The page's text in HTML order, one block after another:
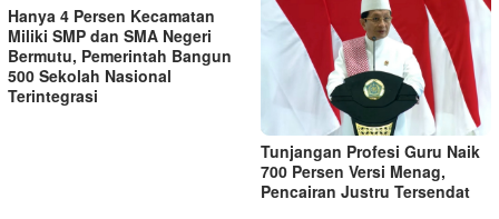
Hanya 4 Persen Kecamatan
Miliki SMP dan SMA Negeri
Bermutu, Pemerintah Bangun
500 Sekolah Nasional
Terintegrasi
Tunjangan Profesi Guru Naik
700 Persen Versi Menag,
Pencairan Justru Tersendat